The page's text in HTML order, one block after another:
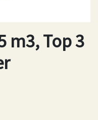
m3, Top 3